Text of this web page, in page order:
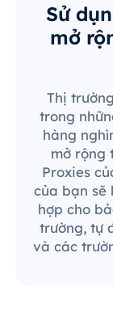
Sử
mở
Thị
trong
hàng
mở rộng
Proxies
của bạn sẽ
hợp cho
trường, tự
và các